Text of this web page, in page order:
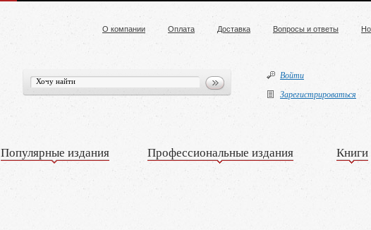
О компании Оплата Доставка Вопросы и ответы
Войти
Зарегистрироваться
Популярные издания Профессиональные издания Книги